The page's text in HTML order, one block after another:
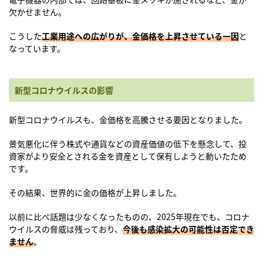
欠かせません。
こうした工業用途への広がりが、金価格を上昇させている一因と
なっています。
新型コロナウイルスの影響
新型コロナウイルスも、金価格を高騰させる要因となりました。
景気悪化に伴う株式や通貨などの資産価値の低下を懸念して、投
資家がより安全とされる金を資産として保有しようと動いたため
です。
その結果、世界的に金の価格が上昇しました。
以前に比べ話題は少なくなったものの、2025年現在でも、コロナ
ウイルスの脅威は残っており、 今後も感染拡大の可能性は否定でき
ません。